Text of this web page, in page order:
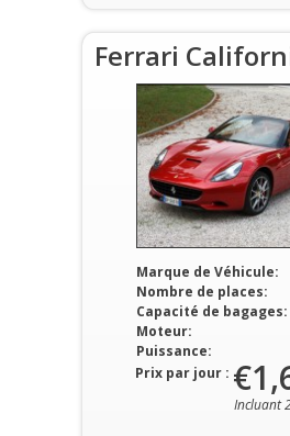
Ferrari
Marque de Véhicule:
Nombre de places:
Capacité de bagages:
Moteur:
Puissance:
Prix par jour :
Incluant